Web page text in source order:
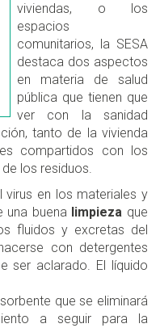
viviendas, o los
espacios
comunitarios, la SESA
destaca dos aspectos
en materia de salud
pública que tienen que
ver con la sanidad
tanto de la vivienda
compartidos con los
los residuos.
virus en los materiales y
una buenalimpieza que
fluidos y excretas del
con detergentes
ser aclarado. El líquido
que se eliminará
a seguir para la